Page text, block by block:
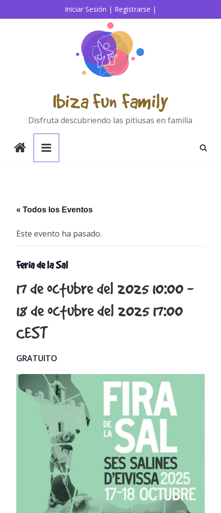
al
Iniciar Sesión | Registrarse |
Ibiza Fun Family
Disfruta descubriendo las pitiusas en familia
« Todos los Eventos
Este evento ha pasado.
Feria de la Sal
17 de octubre del 2025 10:00 -
18 de octubre del 2025 17:00
CEST
GRATUITO